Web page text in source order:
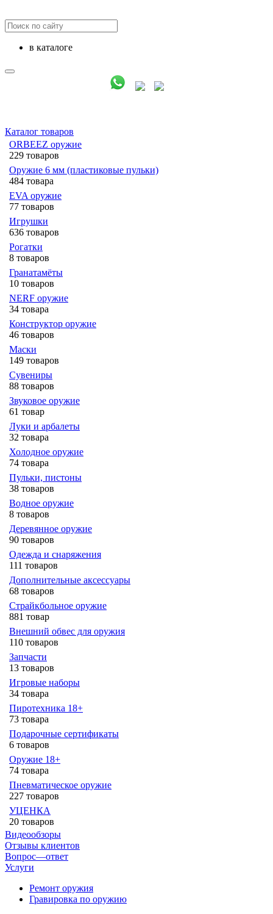
в каталоге
Каталог товаров
ORBEEZ оружие
229 товаров
Оружие 6 мм (пластиковые пульки)
484 товара
EVA оружие
77 товаров
Игрушки
636 товаров
Рогатки
8 товаров
Гранатамёты
10 товаров
NERF оружие
34 товара
Конструктор оружие
46 товаров
Маски
149 товаров
Сувениры
88 товаров
Звуковое оружие
61 товар
Луки и арбалеты
32 товара
Холодное оружие
74 товара
Пульки, пистоны
38 товаров
Водное оружие
8 товаров
Деревянное оружие
90 товаров
Одежда и снаряжения
111 товаров
Дополнительные аксессуары
68 товаров
Страйкбольное оружие
881 товар
Внешний обвес для оружия
110 товаров
Запчасти
13 товаров
Игровые наборы
34 товара
Пиротехника 18+
73 товара
Подарочные сертификаты
6 товаров
Оружие 18+
74 товара
Пневматическое оружие
227 товаров
УЦЕНКА
20 товаров
Видеообзоры
Отзывы клиентов
Вопрос—ответ
Услуги
Ремонт оружия
Гравировка по оружию